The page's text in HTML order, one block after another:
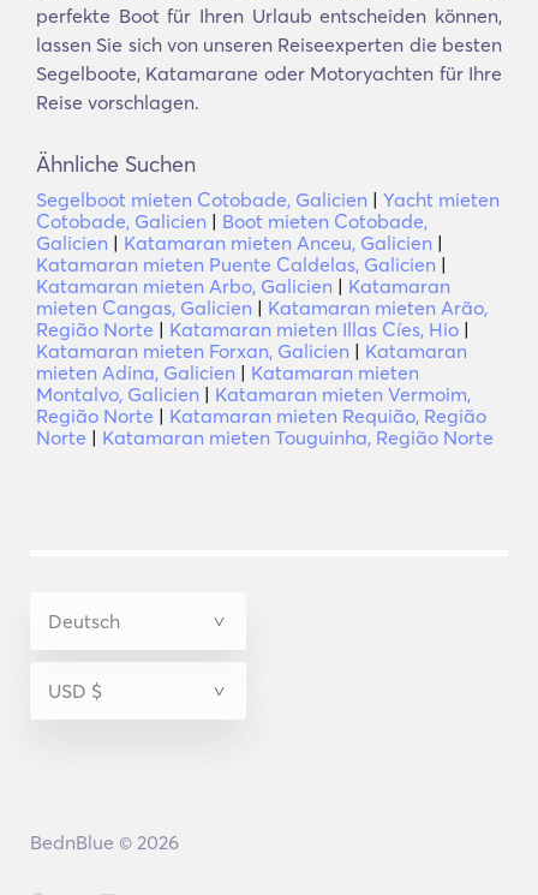
perfekte Boot für Ihren Urlaub entscheiden können,
lassen Sie sich von unseren Reiseexperten die besten
Segelboote, Katamarane oder Motoryachten für Ihre
Reise vorschlagen.
Ähnliche Suchen
Segelboot mieten Cotobade, Galicien | Yacht mieten
Cotobade, Galicien | Boot mieten Cotobade,
Galicien | Katamaran mieten Anceu, Galicien |
Katamaran mieten Puente Caldelas, Galicien |
Katamaran mieten Arbo, Galicien | Katamaran
mieten Cangas, Galicien | Katamaran mieten Arão,
Região Norte | Katamaran mieten Illas Cíes, Hio |
Katamaran mieten Forxan, Galicien | Katamaran
mieten Adina, Galicien | Katamaran mieten
Montalvo, Galicien | Katamaran mieten Vermoim,
Região Norte | Katamaran mieten Requião, Região
Norte | Katamaran mieten Touguinha, Região Norte
BednBlue © 2026